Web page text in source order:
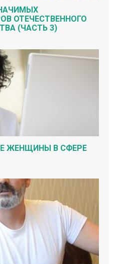
ОТЕЧЕСТВЕННОГО
(ЧАСТЬ 3)
ЖЕНЩИНЫ В СФЕРЕ